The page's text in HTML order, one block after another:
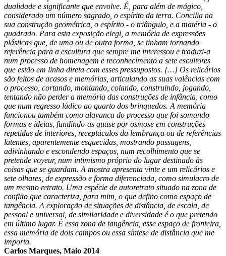
dualidade e significante que envolve. É, para além de mágico,
considerado um número sagrado, o espírito da terra. Concilia na
sua construção geométrica, o espírito - o triângulo, e a matéria - o
quadrado. Para esta exposição elegi, a memória de expressões
plásticas que, de uma ou de outra forma, se tinham tornando
referência para a escultura que sempre me interessou e traduzi-a
num processo de homenagem e reconhecimento a sete escultores
que estão em linha direta com esses pressupostos. […] Os relicários
são feitos de acasos e memórias, articulando as suas valências com
o processo, cortando, montando, colando, construindo, jogando,
tentando não perder a memória das construções de infância, como
que num regresso lúdico ao quarto dos brinquedos. A memória
funcionou também como alavanca do processo que foi somando
formas e ideias, fundindo-as quase por osmose em construções
repetidas de interiores, receptáculos da lembrança ou de referências
latentes, aparentemente esquecidas, mostrando passagens,
adivinhando e escondendo espaços, num recolhimento que se
pretende voyeur, num intimismo próprio do lugar destinado às
coisas que se guardam. A mostra apresenta vinte e um relicários e
sete olhares, de expressão e forma diferenciada, como simulacro de
um mesmo retrato. Uma espécie de autoretrato situado na zona de
conflito que caracteriza, para mim, o que defino como espaço de
tangência. A exploração de situações de distância, de escala, de
pessoal e universal, de similaridade e diversidade é o que pretendo
em último lugar. É essa zona de tangência, esse espaço de fronteira,
essa memória de dois campos ou essa síntese de distância que me
importa.
Carlos Marques, Maio 2014